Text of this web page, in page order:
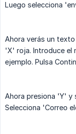
Luego selecciona
Ahora verás un
'X' roja. Introduce el
ejemplo. Pulsa
Ahora presiona 'Y' y
Selecciona 'Correo